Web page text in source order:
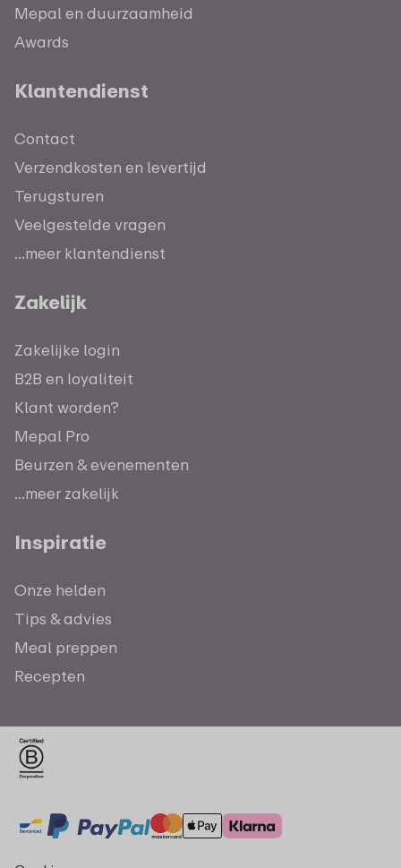
Mepal en duurzaamheid
Awards
Klantendienst
Contact
Verzendkosten en levertijd
Terugsturen
Veelgestelde vragen
...meer klantendienst
Zakelijk
Zakelijke login
B2B en loyaliteit
Klant worden?
Mepal Pro
Beurzen & evenementen
...meer zakelijk
Inspiratie
Onze helden
Tips & advies
Meal preppen
Recepten